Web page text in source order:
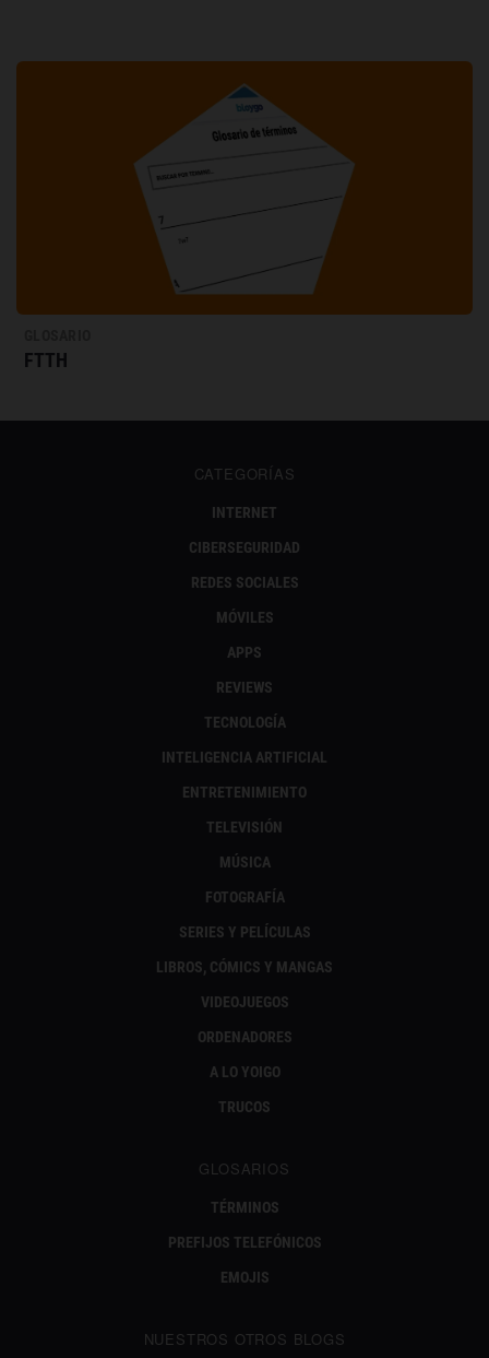
FTTH
CATEGORÍAS
INTERNET
CIBERSEGURIDAD
REDES SOCIALES
MÓVILES
APPS
REVIEWS
TECNOLOGÍA
INTELIGENCIA ARTIFICIAL
ENTRETENIMIENTO
TELEVISIÓN
MÚSICA
FOTOGRAFÍA
SERIES Y PELÍCULAS
LIBROS, CÓMICS Y MANGAS
VIDEOJUEGOS
ORDENADORES
A LO YOIGO
TRUCOS
GLOSARIOS
TÉRMINOS
PREFIJOS TELEFÓNICOS
EMOJIS
NUESTROS OTROS BLOGS